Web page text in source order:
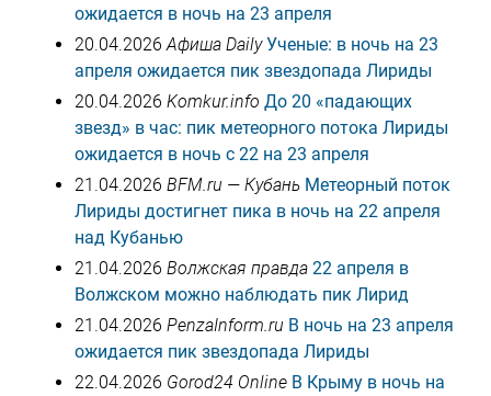
ожидается в ночь на 23 апреля
20.04.2026Афиша Daily Ученые: в ночь на 23
апреля ожидается пик звездопада Лириды
20.04.2026 Komkur.info До 20 «падающих
звезд» в час: пик метеорного потока Лириды
ожидается в ночь с 22 на 23 апреля
21.04.2026 BFM.ru — Кубань Метеорный поток
Лириды достигнет пика в ночь на 22 апреля
над Кубанью
21.04.2026 Волжская правда 22 апреля в
Волжском можно наблюдать пик Лирид
21.04.2026 PenzaInform.ru В ночь на 23 апреля
ожидается пик звездопада Лириды
22.04.2026 Gorod24 Online В Крыму в ночь на